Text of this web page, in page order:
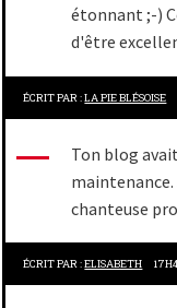
étonnant ;-)
d'être
ÉCRIT PAR :LA PIE BLÉSOISE
Ton blog
maintenance.
chanteuse
ÉCRIT PAR :ELISABETH